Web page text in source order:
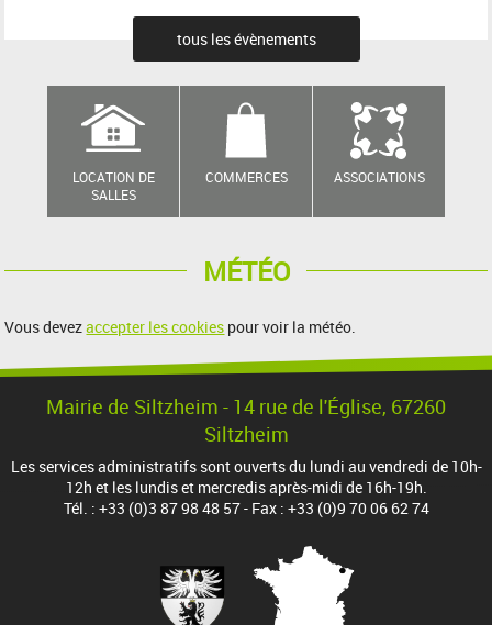
tous les évènements
LOCATION DE
SALLES
COMMERCES ASSOCIATIONS
MÉTÉO
Vous devezaccepter les cookies pour voir la météo.
Mairie de Siltzheim - 14 rue de l'Église, 67260
Siltzheim
Les services administratifs sont ouverts du lundi au vendredi de 10h-
12h et les lundis et mercredis après-midi de 16h-19h.
Tél. : +33 (0)3 87 98 48 57 - Fax : +33 (0)9 70 06 62 74